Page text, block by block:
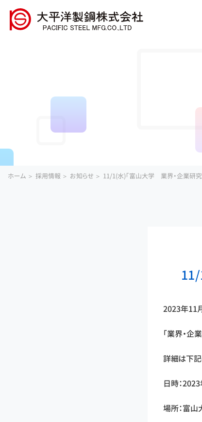
ホーム 採用情報 お知らせ 11/1(水)「富山大学 業界・企業研究
11/
2023年11
「業界・企
詳細は下記
日時：
場所：富